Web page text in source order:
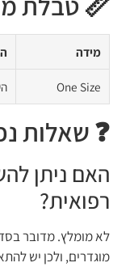
מידה
One Size
❓ שאלות
האם ניתן
רפואית?
לא מומלץ. מדובר בסד
מוגדרים, ולכן יש